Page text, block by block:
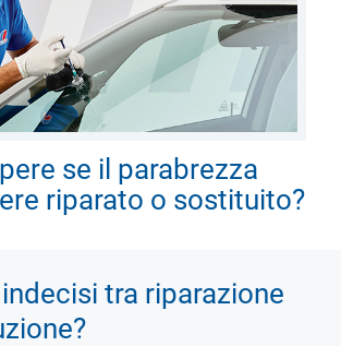
se il parabrezza
riparato o sostituito?
tra riparazione